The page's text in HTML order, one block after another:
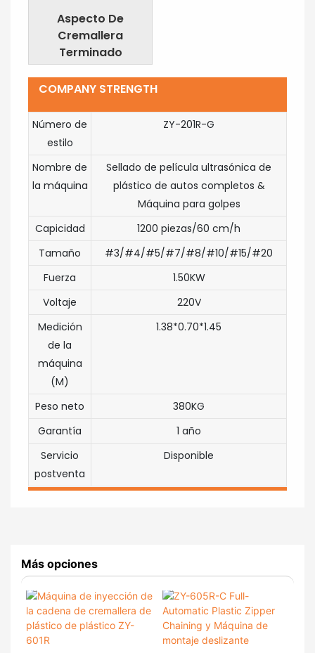
Aspecto De
Cremallera
Terminado
COMPANY STRENGTH
Número de
estilo
ZY-201R-G
Nombre de
la máquina
Sellado de película ultrasónica de
plástico de autos completos &
Máquina para golpes
Capicidad
1200 piezas/60 cm/h
Tamaño
#3/#4/#5/#7/#8/#10/#15/#20
Fuerza
1.50KW
Voltaje
220V
Medición
de la
máquina
(M)
1.38*0.70*1.45
Peso neto
380KG
Garantía
1 año
Servicio
postventa
Disponible
Más opciones